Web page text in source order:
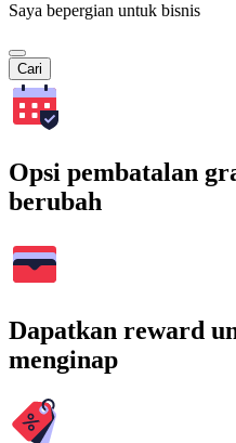
Saya bepergian untuk bisnis
Cari
Opsi pembatalan
berubah
Dapatkan reward
menginap